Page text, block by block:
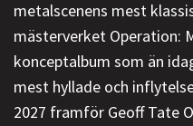
metalscenens mest
mästerverket Operation:
konceptalbum som än
mest hyllade och
2027 framför Geoff Tate